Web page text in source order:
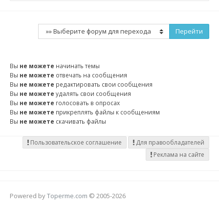
Вы не можете начинать темы
Вы не можете отвечать на сообщения
Вы не можете редактировать свои сообщения
Вы не можете удалять свои сообщения
Вы не можете голосовать в опросах
Вы не можете прикреплять файлы к сообщениям
Вы не можете скачивать файлы
Пользовательское соглашение
Для правообладателей
Реклама на сайте
Powered byToperme.com © 2005-2026